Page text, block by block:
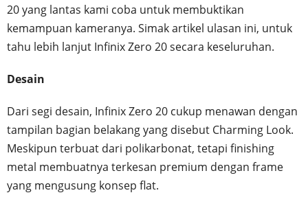
20 yang lantas kami coba untuk membuktikan
kemampuan kameranya. Simak artikel ulasan ini, untuk
tahu lebih lanjut Infinix Zero 20 secara keseluruhan.
Desain
Dari segi desain, Infinix Zero 20 cukup menawan dengan
tampilan bagian belakang yang disebut Charming Look.
Meskipun terbuat dari polikarbonat, tetapi finishing
metal membuatnya terkesan premium dengan frame
yang mengusung konsep flat.